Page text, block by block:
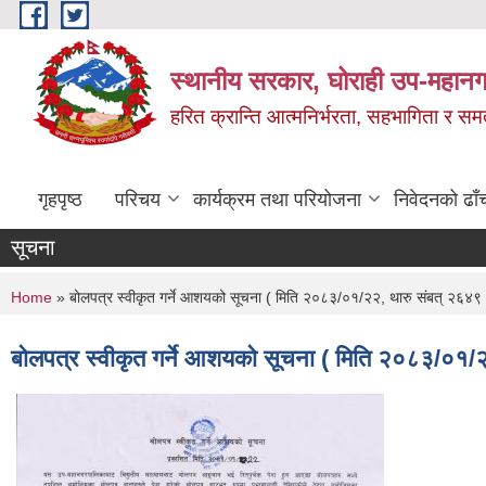
Skip to main content
स्थानीय सरकार, घोराही उप-
हरित क्रान्ति आत्मनिर्भरता, सहभागिता र
गृहपृष्ठ परिचय कार्यक्रम तथा परियोजना निवेदनको
सूचना
You are here
Home » बोलपत्र स्वीकृत गर्ने आशयको सूचना ( मिति २०८३/०१/२२, थारु संबत् २६४९
बोलपत्र स्वीकृत गर्ने आशयको सूचना ( मिति २०८३/